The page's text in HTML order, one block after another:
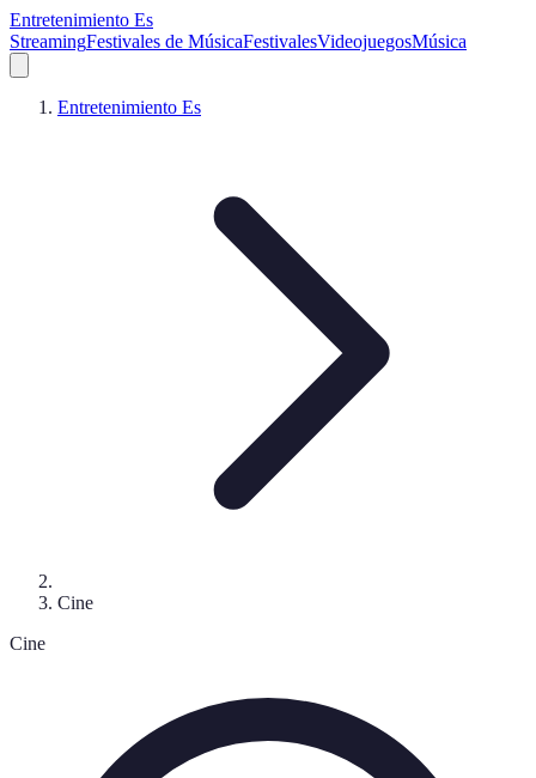
Entretenimiento Es
StreamingFestivales de MúsicaFestivalesVideojuegosMúsica
Entretenimiento Es
Cine
Cine